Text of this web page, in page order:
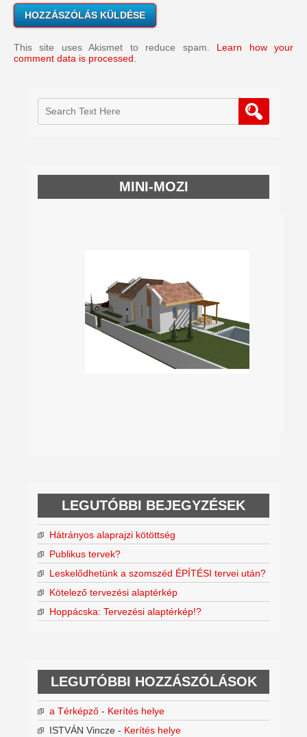
This site uses Akismet to reduce spam. Learn how your
comment data is processed.
MINI-MOZI
LEGUTÓBBI BEJEGYZÉSEK
Hátrányos alaprajzi kötöttség
Publikus tervek?
Leskelődhetünk a szomszéd ÉPÍTÉSI tervei után?
Kötelező tervezési alaptérkép
Hoppácska: Tervezési alaptérkép!?
LEGUTÓBBI HOZZÁSZÓLÁSOK
a Térképző - Kerítés helye
ISTVÁN Vincze - Kerítés helye